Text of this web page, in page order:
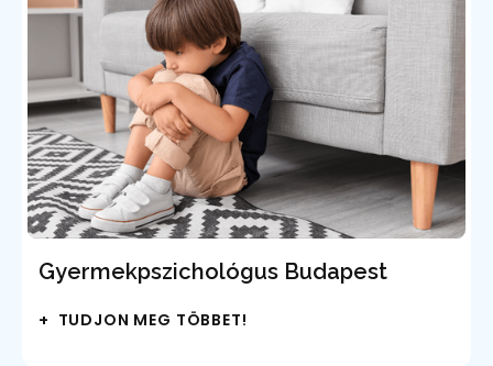
Gyermekpszichológus Budapest
+ TUDJON MEG TÖBBET!